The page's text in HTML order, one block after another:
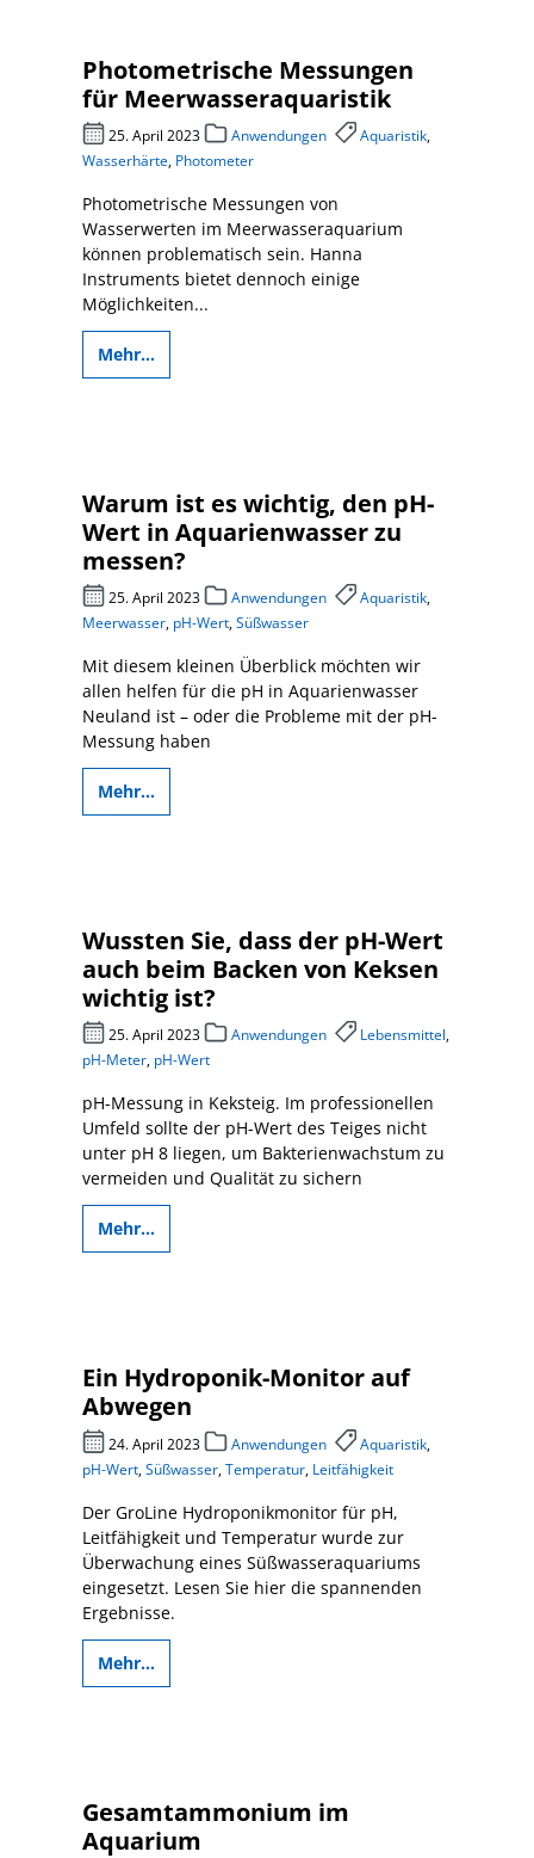
Photometrische Messungen
für Meerwasseraquaristik
25. April 2023 Anwendungen Aquaristik,
Wasserhärte, Photometer
Photometrische Messungen von
Wasserwerten im Meerwasseraquarium
können problematisch sein. Hanna
Instruments bietet dennoch einige
Möglichkeiten...
Mehr...
Warum ist es wichtig, den pH-
Wert in Aquarienwasser zu
messen?
25. April 2023 Anwendungen Aquaristik,
Meerwasser, pH-Wert,Süßwasser
Mit diesem kleinen Überblick möchten wir
allen helfen für die pH in Aquarienwasser
Neuland ist – oder die Probleme mit der pH-
Messung haben
Mehr...
Wussten Sie, dass der pH-Wert
auch beim Backen von Keksen
wichtig ist?
25. April 2023 Anwendungen Lebensmittel,
pH-Meter, pH-Wert
pH-Messung in Keksteig. Im professionellen
Umfeld sollte der pH-Wert des Teiges nicht
unter pH 8 liegen, um Bakterienwachstum zu
vermeiden und Qualität zu sichern
Mehr...
Ein Hydroponik-Monitor auf
Abwegen
24. April 2023 Anwendungen Aquaristik,
pH-Wert,Süßwasser,Temperatur, Leitfähigkeit
Der GroLine Hydroponikmonitor für pH,
Leitfähigkeit und Temperatur wurde zur
Überwachung eines Süßwasseraquariums
eingesetzt. Lesen Sie hier die spannenden
Ergebnisse.
Mehr...
Gesamtammonium im
Aquarium